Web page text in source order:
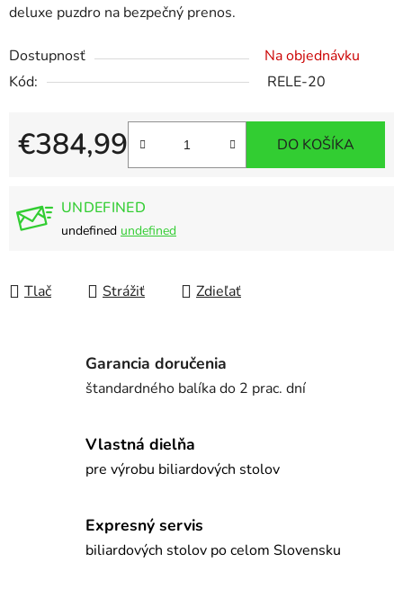
deluxe puzdro na bezpečný prenos.
Dostupnosť
Na objednávku
Kód:
RELE-20
€384,99 DO KOŠÍKA
UNDEFINED
undefined undefined
Tlač Strážiť Zdieľať
Garancia doručenia
štandardného balíka do 2 prac. dní
Vlastná dielňa
pre výrobu biliardových stolov
Expresný servis
biliardových stolov po celom Slovensku